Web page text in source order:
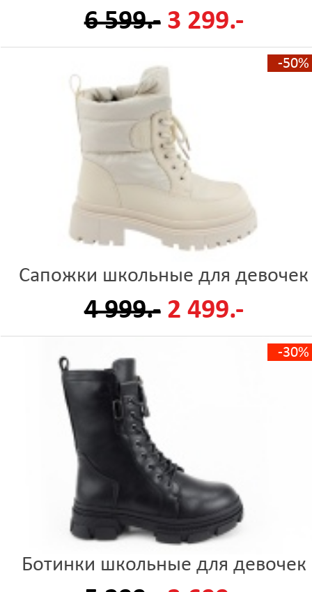
6 599.- 3 299.-
-50%
Сапожки школьные для девочек
4 999.- 2 499.-
-30%
Ботинки школьные для девочек